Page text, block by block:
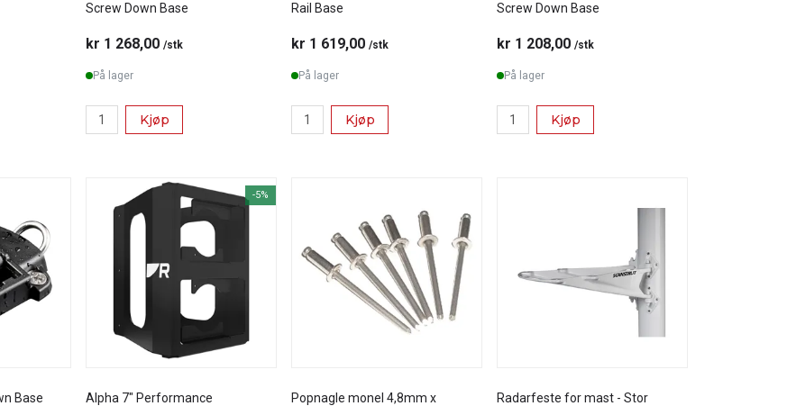
Screw Down Base
kr 1 268,00 /stk
På lager
Kjøp
Rail Base
kr 1 619,00 /stk
På lager
Kjøp
Screw Down Base
kr 1 208,00 /stk
På lager
Kjøp
Base
-5%
Alpha 7" Performance
Popnagle monel 4,8mm x
Radarfeste for mast - Stor